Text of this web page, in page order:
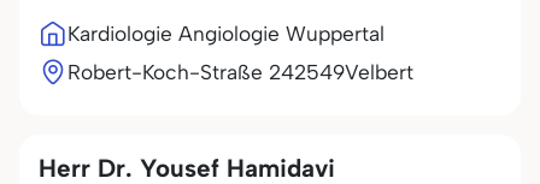
Kardiologie Angiologie Wuppertal
Robert-Koch-Straße 242549Velbert
Herr Dr. Yousef Hamidavi